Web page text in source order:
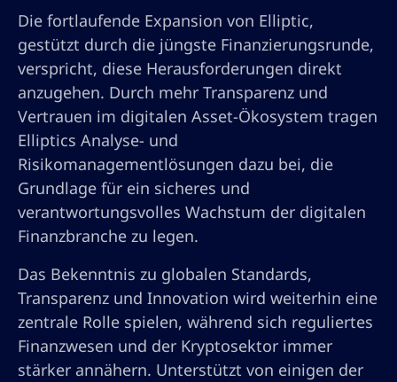
Die fortlaufende Expansion von Elliptic,
gestützt durch die jüngste Finanzierungsrunde,
verspricht, diese Herausforderungen direkt
anzugehen. Durch mehr Transparenz und
Vertrauen im digitalen Asset-Ökosystem tragen
Elliptics Analyse- und
Risikomanagementlösungen dazu bei, die
Grundlage für ein sicheres und
verantwortungsvolles Wachstum der digitalen
Finanzbranche zu legen.
Das Bekenntnis zu globalen Standards,
Transparenz und Innovation wird weiterhin eine
zentrale Rolle spielen, während sich reguliertes
Finanzwesen und der Kryptosektor immer
stärker annähern. Unterstützt von einigen der